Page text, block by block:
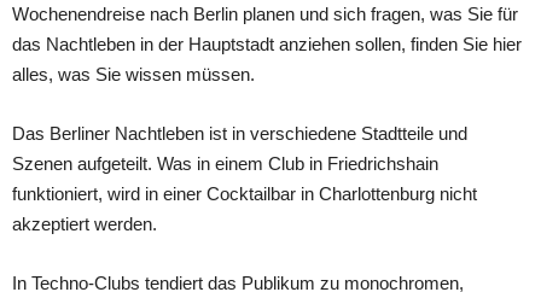
Wochenendreise nach Berlin planen und sich fragen, was Sie für
das Nachtleben in der Hauptstadt anziehen sollen, finden Sie hier
alles, was Sie wissen müssen.
Das Berliner Nachtleben ist in verschiedene Stadtteile und
Szenen aufgeteilt. Was in einem Club in Friedrichshain
funktioniert, wird in einer Cocktailbar in Charlottenburg nicht
akzeptiert werden.
In Techno-Clubs tendiert das Publikum zu monochromen,